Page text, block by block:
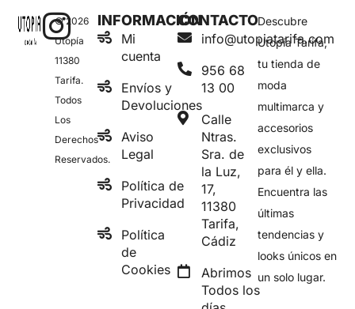
© 2026
Utopía
11380
Tarifa.
Todos
Los
Derechos
Reservados.
Descubre
Utopía Tarifa,
tu tienda de
moda
multimarca y
accesorios
exclusivos
para él y ella.
Encuentra las
últimas
tendencias y
looks únicos en
un solo lugar.
CONTACTO
info@utopiatarifa.com
956 68
13 00
Calle
Ntras.
Sra. de
la Luz,
17,
11380
Tarifa,
Cádiz
Abrimos
Todos los
INFORMACIÓN
Mi
cuenta
Envíos y
Devoluciones
Aviso
Legal
Política de
Privacidad
Política
de
Cookies